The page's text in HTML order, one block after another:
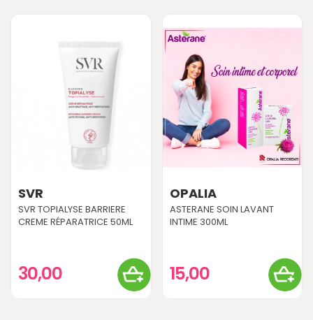
SVR
SVR TOPIALYSE BARRIERE
CREME RÉPARATRICE 50ML
30,00
OPALIA
ASTERANE SOIN LAVANT
INTIME 300ML
15,00